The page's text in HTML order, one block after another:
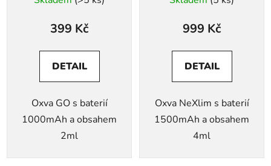
399 Kč
DETAIL
Oxva GO s baterií
1000mAh a obsahem
2ml
999 Kč
DETAIL
Oxva NeXlim s baterií
1500mAh a obsahem
4ml